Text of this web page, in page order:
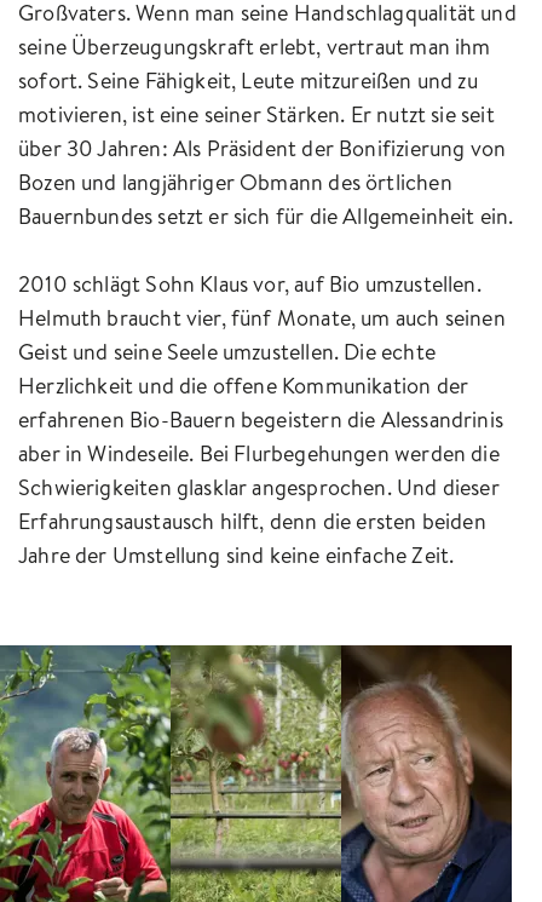
Großvaters. Wenn man seine Handschlagqualität und
seine Überzeugungskraft erlebt, vertraut man ihm
sofort. Seine Fähigkeit, Leute mitzureißen und zu
motivieren, ist eine seiner Stärken. Er nutzt sie seit
über 30 Jahren: Als Präsident der Bonifizierung von
Bozen und langjähriger Obmann des örtlichen
Bauernbundes setzt er sich für die Allgemeinheit ein.
2010 schlägt Sohn Klaus vor, auf Bio umzustellen.
Helmuth braucht vier, fünf Monate, um auch seinen
Geist und seine Seele umzustellen. Die echte
Herzlichkeit und die offene Kommunikation der
erfahrenen Bio-Bauern begeistern die Alessandrinis
aber in Windeseile. Bei Flurbegehungen werden die
Schwierigkeiten glasklar angesprochen. Und dieser
Erfahrungsaustausch hilft, denn die ersten beiden
Jahre der Umstellung sind keine einfache Zeit.